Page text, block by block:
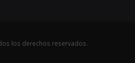
los derechos reservados.